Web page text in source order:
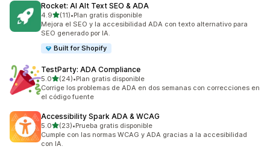
Rocket: AI Alt Text SEO & ADA
4.9de 5 estrellas
(11)
11 reseñas en total
•Plan gratis disponible
Mejora el SEO y la accesibilidad ADA con texto alternativo para
SEO generado por IA.
Built for Shopify
TestParty: ADA Compliance
5.0de 5 estrellas
(24)
24 reseñas en total
•Plan gratis disponible
Corrige los problemas de ADA en dos semanas con correcciones en
el código fuente
Accessibility Spark ADA & WCAG
5.0de 5 estrellas
(23)
23 reseñas en total
•Prueba gratis disponible
Cumple con las normas WCAG y ADA gracias a la accesibilidad
con IA.